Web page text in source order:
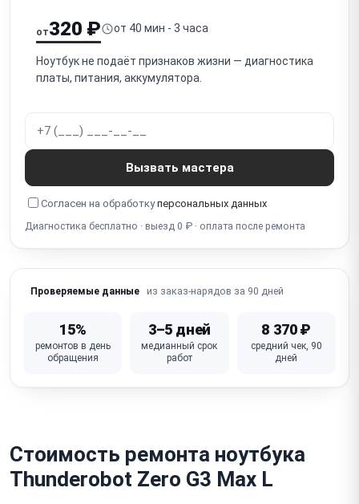
Залита клавиатура Не загружается
Не работает экран
Шумит вентилятор
Не работает подсветка
Разбит экран
от320 ₽ от 40 мин - 3 часа
Ноутбук не подаёт признаков жизни — диагностика
платы, питания, аккумулятора.
Вызвать мастера
Согласен на обработкуперсональных данных
Диагностика бесплатно · выезд 0 ₽ · оплата после ремонта
Проверяемые данные из заказ-нарядов за 90 дней
15%
ремонтов в день
обращения
3–5 дней
медианный срок
работ
8 370 ₽
средний чек, 90
дней
Стоимость ремонта ноутбука
Thunderobot Zero G3 Max L